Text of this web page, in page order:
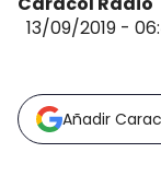
13/09/2019 -
Añadir